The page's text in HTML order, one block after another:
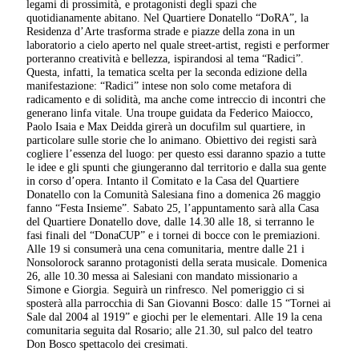
legami di prossimità, e protagonisti degli spazi che
quotidianamente abitano. Nel Quartiere Donatello “DoRA”, la
Residenza d’Arte trasforma strade e piazze della zona in un
laboratorio a cielo aperto nel quale street-artist, registi e performer
porteranno creatività e bellezza, ispirandosi al tema “Radici”.
Questa, infatti, la tematica scelta per la seconda edizione della
manifestazione: “Radici” intese non solo come metafora di
radicamento e di solidità, ma anche come intreccio di incontri che
generano linfa vitale. Una troupe guidata da Federico Maiocco,
Paolo Isaia e Max Deidda girerà un docufilm sul quartiere, in
particolare sulle storie che lo animano. Obiettivo dei registi sarà
cogliere l’essenza del luogo: per questo essi daranno spazio a tutte
le idee e gli spunti che giungeranno dal territorio e dalla sua gente
in corso d’opera. Intanto il Comitato e la Casa del Quartiere
Donatello con la Comunità Salesiana fino a domenica 26 maggio
fanno “Festa Insieme”. Sabato 25, l’appuntamento sarà alla Casa
del Quartiere Donatello dove, dalle 14.30 alle 18, si terranno le
fasi finali del “DonaCUP” e i tornei di bocce con le premiazioni.
Alle 19 si consumerà una cena comunitaria, mentre dalle 21 i
Nonsolorock saranno protagonisti della serata musicale. Domenica
26, alle 10.30 messa ai Salesiani con mandato missionario a
Simone e Giorgia. Seguirà un rinfresco. Nel pomeriggio ci si
sposterà alla parrocchia di San Giovanni Bosco: dalle 15 “Tornei ai
Sale dal 2004 al 1919” e giochi per le elementari. Alle 19 la cena
comunitaria seguita dal Rosario; alle 21.30, sul palco del teatro
Don Bosco spettacolo dei cresimati.